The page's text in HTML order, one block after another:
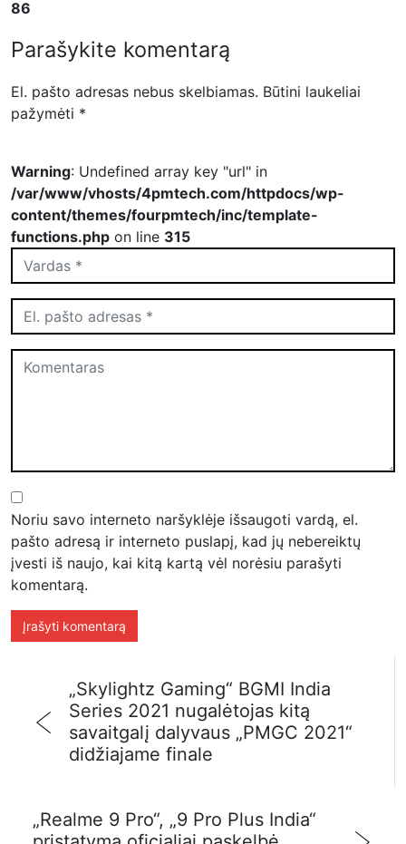
86
Parašykite komentarą
El. pašto adresas nebus skelbiamas. Būtini laukeliai
pažymėti *
Warning: Undefined array key "url" in
/var/www/vhosts/4pmtech.com/httpdocs/wp-
content/themes/fourpmtech/inc/template-
functions.php on line 315
Noriu savo interneto naršyklėje išsaugoti vardą, el.
pašto adresą ir interneto puslapį, kad jų nebereiktų
įvesti iš naujo, kai kitą kartą vėl norėsiu parašyti
komentarą.
„Skylightz Gaming“ BGMI India
Series 2021 nugalėtojas kitą
savaitgalį dalyvaus „PMGC 2021“
didžiajame finale
„Realme 9 Pro“, „9 Pro Plus India“